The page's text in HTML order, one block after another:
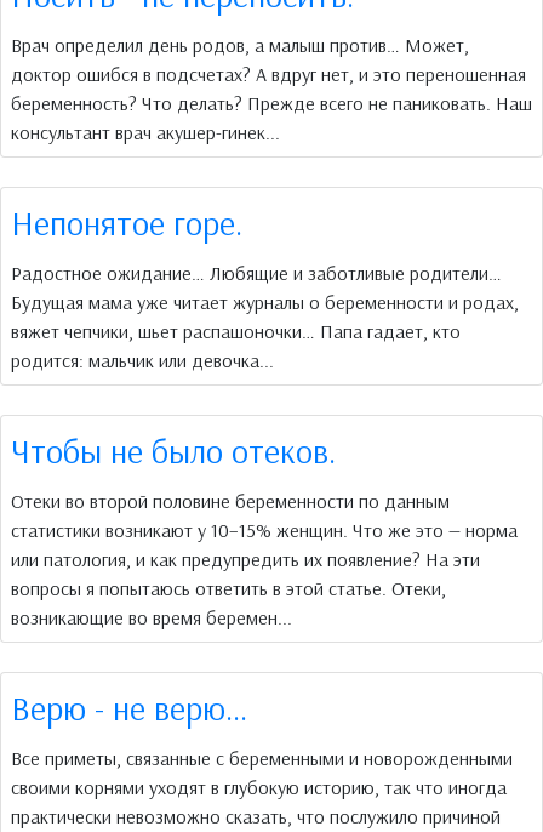
Врач определил день родов, а малыш против… Может,
доктор ошибся в подсчетах? А вдруг нет, и это переношенная
беременность? Что делать? Прежде всего не паниковать. Наш
консультант врач акушер-гинек...
Непонятое горе.
Радостное ожидание… Любящие и заботливые родители…
Будущая мама уже читает журналы о беременности и родах,
вяжет чепчики, шьет распашоночки… Папа гадает, кто
родится: мальчик или девочка...
Чтобы не было отеков.
Отеки во второй половине беременности по данным
статистики возникают у 10–15% женщин. Что же это — норма
или патология, и как предупредить их появление? На эти
вопросы я попытаюсь ответить в этой статье. Отеки,
возникающие во время беремен...
Верю - не верю…
Все приметы, связанные с беременными и новорожденными
своими корнями уходят в глубокую историю, так что иногда
практически невозможно сказать, что послужило причиной